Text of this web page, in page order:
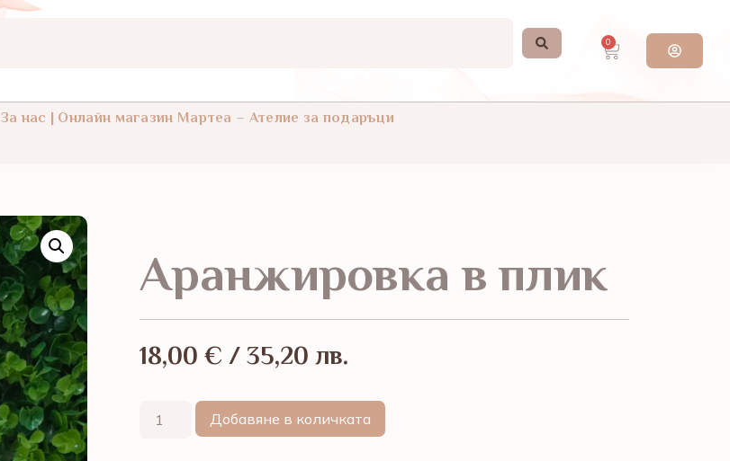
0
За нас | Онлайн магазин Мартеа – Ателие за подаръци
Аранжировка в плик
18,00 € / 35,20 лв.
Добавяне в количката